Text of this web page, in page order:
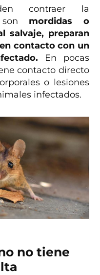
contraer la
mordidas o
salvaje, preparan
contacto con un
En pocas
contacto directo
o lesiones
infectados.
no tiene